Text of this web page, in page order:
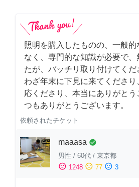
照明を購入したものの、一般
なく、専門的な知識が必要で、
たが、バッチリ取り付けてく
わざ年末に下見に来てくださ
応くださり、本当にありがと
つもありがとうございます。
依頼されたチケット
maaasa check_circle
男性 / 60代 / 東京都
sentiment_satisfied 1248 sentiment_neutral 77 sentiment_dissatisfied 3